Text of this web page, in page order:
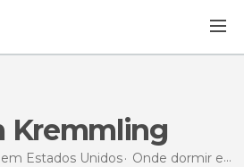
Kremmling
Estados Unidos Onde dormir em Colorado